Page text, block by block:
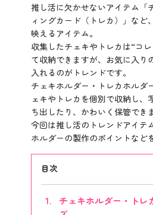
推し活に欠かせないアイテム「
ィングカード（トレカ）」など
映えるアイテム。
収集したチェキやトレカは“コ
て収納できますが、お気に入り
入れるのがトレンドです。
チェキホルダー・トレカホルダ
ェキやトレカを個別で収納し、
ち出したり、かわいく保管でき
今回は推し活のトレンドアイテ
ホルダーの製作のポイントなど
目次
チェキホルダー・トレ